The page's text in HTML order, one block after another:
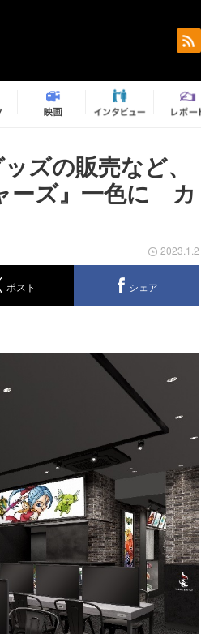
ズの販売など、
ーズ』一色に カ
2023.1.2
ポスト シェア